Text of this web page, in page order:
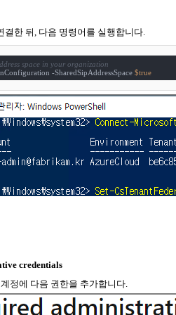
결한 뒤, 다음 명령어를 실행합니다.
space in your organization
-SharedSipAddressSpace $true
credentials
계정에 다음 권한을 추가합니다.